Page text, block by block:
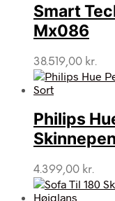
Smart
Mx086
38.519,00 kr.
Philips
4.399,00 kr.